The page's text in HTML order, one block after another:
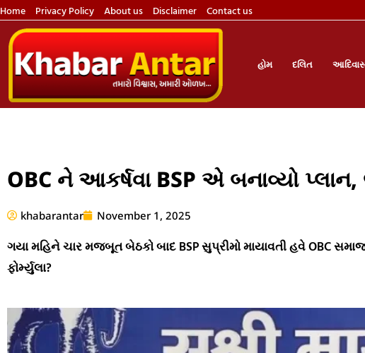
Home Privacy Policy About us Disclaimer Contact us
હોમ દલિત
OBC ને આકર્ષવા BSP એ બનાવ્યો પ્લાન,
khabarantar November 1, 2025
ગયા મહિને ચાર મજબૂત બેઠકો બાદ BSP સુપ્રીમો માયાવતી હવે OBC
ફોર્મ્યુલા?